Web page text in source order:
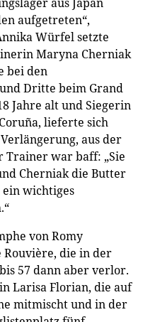
aufgetreten“,
Würfel setzte
Maryna Cherniak
bei den
Dritte beim Grand
Jahre alt und Siegerin
lieferte sich
aus der
Trainer war baff: „Sie
Cherniak die Butter
ein wichtiges
von Romy
Rouvière, die in der
57 dann aber verlor.
Larisa Florian, die auf
mitmischt und in der